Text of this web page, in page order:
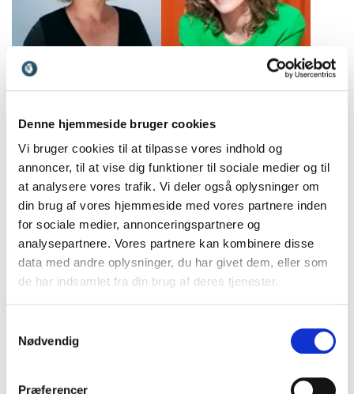
Denne hjemmeside bruger cookies
Vi bruger cookies til at tilpasse vores indhold og
annoncer, til at vise dig funktioner til sociale medier og til
at analysere vores trafik. Vi deler også oplysninger om
din brug af vores hjemmeside med vores partnere inden
for sociale medier, annonceringspartnere og
analysepartnere. Vores partnere kan kombinere disse
data med andre oplysninger, du har givet dem, eller som
de har indsamlet fra din brug af deres tjenester.
Nødvendig
Præferencer
Stine Bosse
bestyrelsesformand, med
bæredygtighed og
menneskelige værdier.
Stine Reintoft
erhvervspsykolog med
og psykologisk arbejdsmiljø.
stressnavigation, trivsel og
pædagogik med fokus på